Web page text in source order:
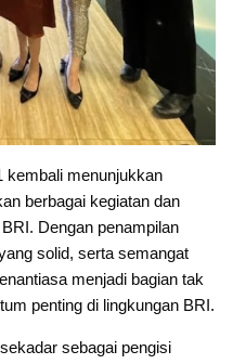
kembali menunjukkan
berbagai kegiatan dan
Dengan penampilan
solid, serta semangat
menjadi bagian tak
penting di lingkungan BRI.
sebagai pengisi